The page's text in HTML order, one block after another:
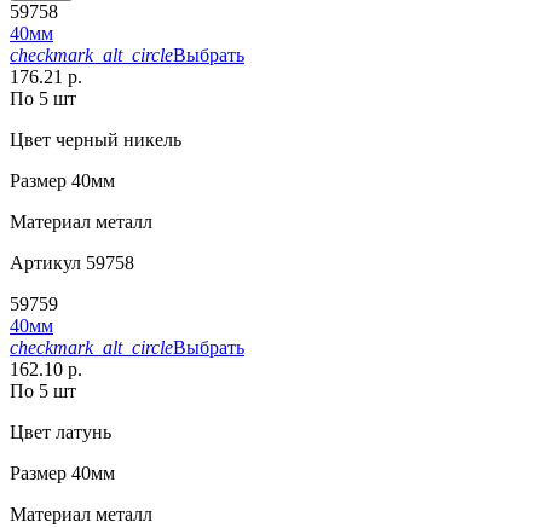
59758
40мм
checkmark_alt_circleВыбрать
176.21 р.
По 5 шт
Цвет черный никель
Размер 40мм
Материал металл
Артикул 59758
59759
40мм
checkmark_alt_circleВыбрать
162.10 р.
По 5 шт
Цвет латунь
Размер 40мм
Материал металл